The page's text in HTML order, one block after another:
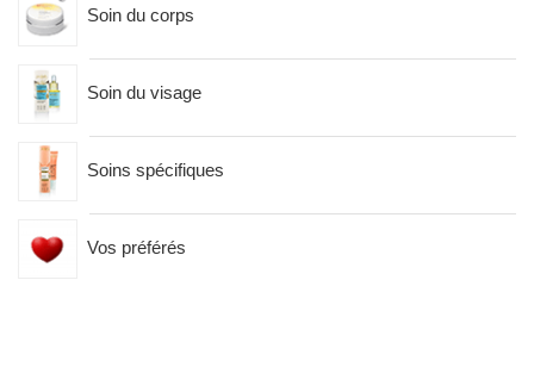
Soin du corps
Soin du visage
Soins spécifiques
Vos préférés